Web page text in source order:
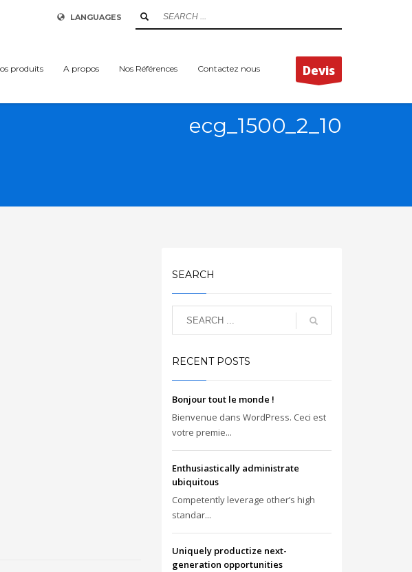
LANGUAGES
produits A propos Nos Références Contactez nous Devis
ecg_1500_2_10
SEARCH
RECENT POSTS
Bonjour tout le monde !
Bienvenue dans WordPress. Ceci est
votre premie...
Enthusiastically administrate
ubiquitous
Competently leverage other’s high
standar...
Uniquely productize next-
generation opportunities